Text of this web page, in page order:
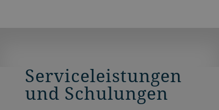
Serviceleistungen
und Schulungen